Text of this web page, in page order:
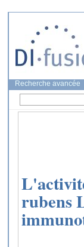
Recherche avancée
rubens